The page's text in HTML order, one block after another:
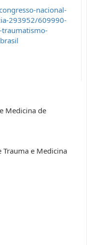
nacional-
293952/609990-
traumatismo-
Medicina de
Trauma e Medicina